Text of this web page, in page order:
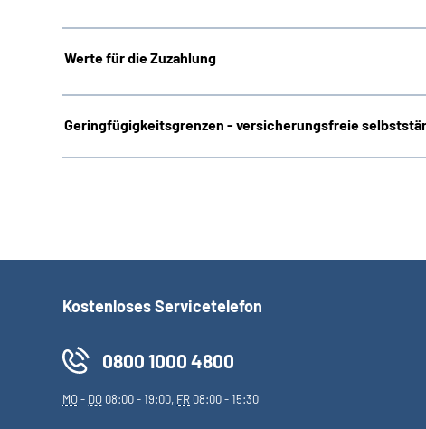
Werte für die Zuzahlung
Geringfügigkeitsgrenzen - versicherungsfreie
Kostenloses Servicetelefon
0800 1000 4800
MO- DO 08:00 - 19:00, FR 08:00 - 15:30